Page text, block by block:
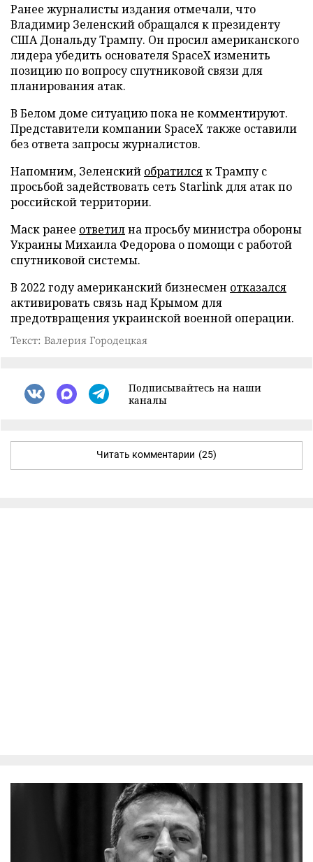
Ранее журналисты издания отмечали, что
Владимир Зеленский обращался к президенту
США Дональду Трампу. Он просил американского
лидера убедить основателя SpaceX изменить
позицию по вопросу спутниковой связи для
планирования атак.
В Белом доме ситуацию пока не комментируют.
Представители компании SpaceX также оставили
без ответа запросы журналистов.
Напомним, Зеленский обратилсяк Трампу с
просьбой задействовать сеть Starlink для атак по
российской территории.
Маск ранее ответилна просьбу министра обороны
Украины Михаила Федорова о помощи с работой
спутниковой системы.
В 2022 году американский бизнесмен отказался
активировать связь над Крымом для
предотвращения украинской военной операции.
Текст: Валерия Городецкая
Подписывайтесь на наши
каналы
Читать комментарии (25)